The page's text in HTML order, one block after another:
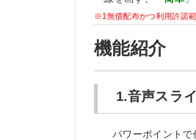
※1無償配布かつ利用許諾
機能紹介
1.音声スラ
パワーポイント